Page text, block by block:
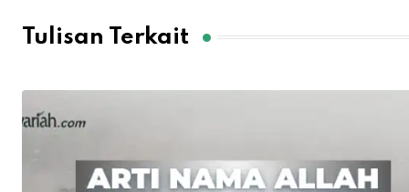
Tulisan Terkait